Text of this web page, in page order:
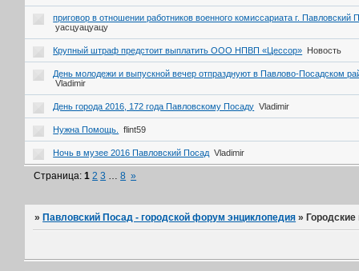
приговор в отношении работников военного комиссариата г. Павловский
уасцуацуацу
Крупный штраф предстоит выплатить ООО НПВП «Цессор» Новость
День молодежи и выпускной вечер отпразднуют в Павлово-Посадском
Vladimir
День города 2016, 172 года Павловскому Посаду Vladimir
Нужна Помощь. flint59
Ночь в музее 2016 Павловский Посад Vladimir
Страница:1 2 3 8 »
» Павловский Посад - городской форум энциклопедия » Городские